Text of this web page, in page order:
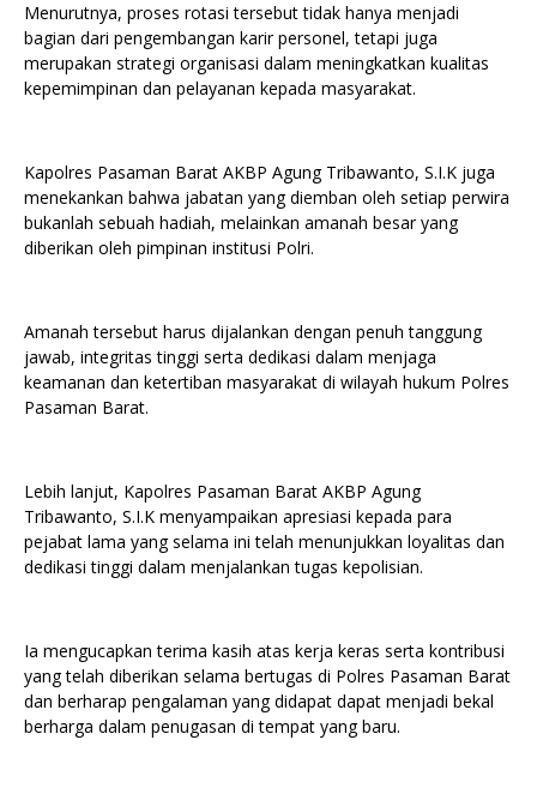
Menurutnya, proses rotasi tersebut tidak hanya menjadi
bagian dari pengembangan karir personel, tetapi juga
merupakan strategi organisasi dalam meningkatkan kualitas
kepemimpinan dan pelayanan kepada masyarakat.
Kapolres Pasaman Barat AKBP Agung Tribawanto, S.I.K juga
menekankan bahwa jabatan yang diemban oleh setiap perwira
bukanlah sebuah hadiah, melainkan amanah besar yang
diberikan oleh pimpinan institusi Polri.
Amanah tersebut harus dijalankan dengan penuh tanggung
jawab, integritas tinggi serta dedikasi dalam menjaga
keamanan dan ketertiban masyarakat di wilayah hukum Polres
Pasaman Barat.
Lebih lanjut, Kapolres Pasaman Barat AKBP Agung
Tribawanto, S.I.K menyampaikan apresiasi kepada para
pejabat lama yang selama ini telah menunjukkan loyalitas dan
dedikasi tinggi dalam menjalankan tugas kepolisian.
Ia mengucapkan terima kasih atas kerja keras serta kontribusi
yang telah diberikan selama bertugas di Polres Pasaman Barat
dan berharap pengalaman yang didapat dapat menjadi bekal
berharga dalam penugasan di tempat yang baru.